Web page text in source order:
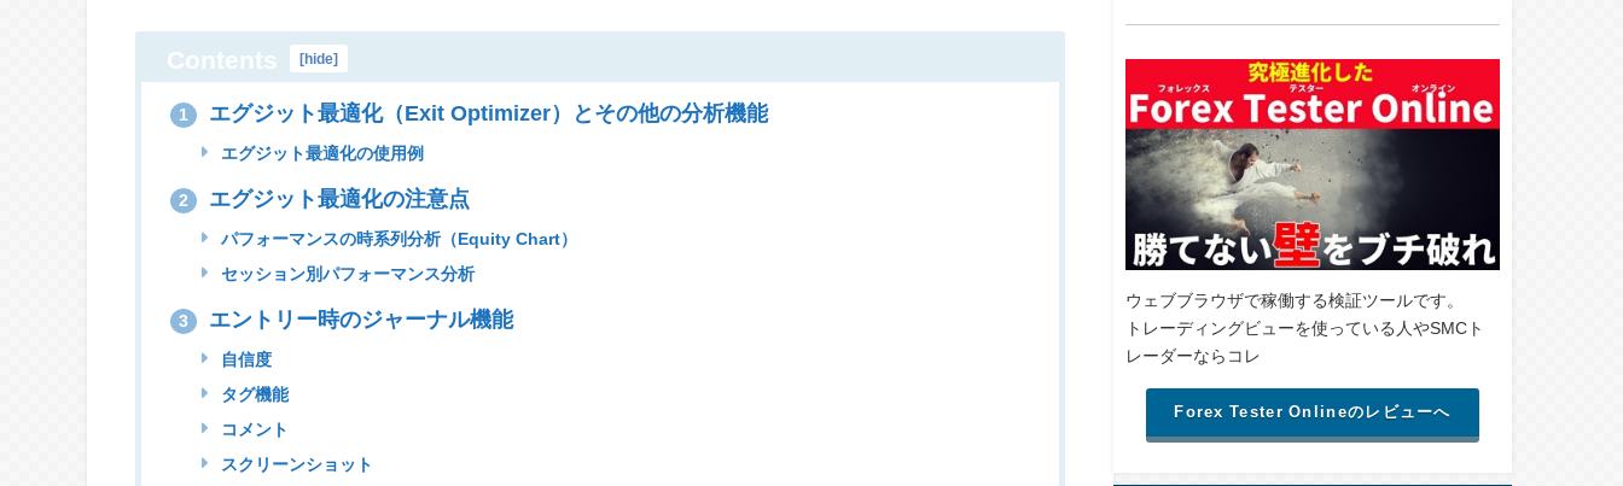
Contents [hide]
1 エグジット最適化（Exit Optimizer）とその他の分析機能
エグジット最適化の使用例
2 エグジット最適化の注意点
パフォーマンスの時系列分析（Equity Chart）
セッション別パフォーマンス分析
3 エントリー時のジャーナル機能
自信度
タグ機能
コメント
スクリーンショット
ウェブブラウザで稼働する検証ツールです。
トレーディングビューを使っている人やSMCト
レーダーならコレ
Forex Tester Onlineのレビューへ